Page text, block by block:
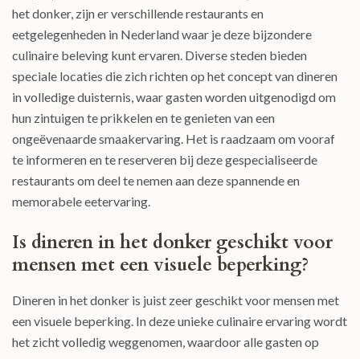
het donker, zijn er verschillende restaurants en
eetgelegenheden in Nederland waar je deze bijzondere
culinaire beleving kunt ervaren. Diverse steden bieden
speciale locaties die zich richten op het concept van dineren
in volledige duisternis, waar gasten worden uitgenodigd om
hun zintuigen te prikkelen en te genieten van een
ongeëvenaarde smaakervaring. Het is raadzaam om vooraf
te informeren en te reserveren bij deze gespecialiseerde
restaurants om deel te nemen aan deze spannende en
memorabele eetervaring.
Is dineren in het donker geschikt voor
mensen met een visuele beperking?
Dineren in het donker is juist zeer geschikt voor mensen met
een visuele beperking. In deze unieke culinaire ervaring wordt
het zicht volledig weggenomen, waardoor alle gasten op